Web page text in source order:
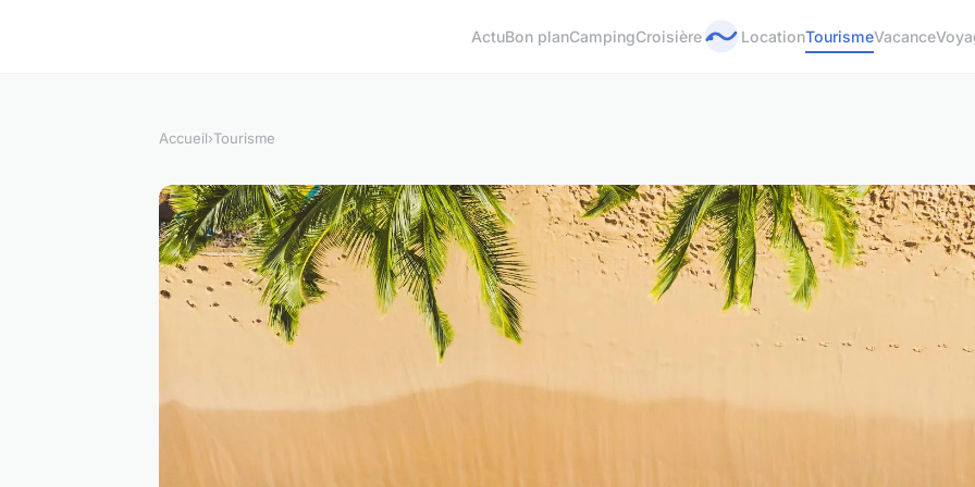
ActuBon planCampingCroisière LocationTourismeVacance
Accueil›Tourisme